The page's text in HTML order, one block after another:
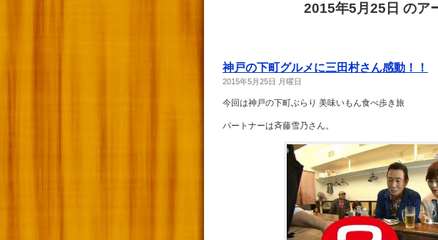
2015年5月25日 のア
神戸の下町グルメに三田村さん感動！！
2015年5月25日 月曜日
今回は神戸の下町ぶらり 美味いもん食べ歩き旅
パートナーは斉藤雪乃さん。